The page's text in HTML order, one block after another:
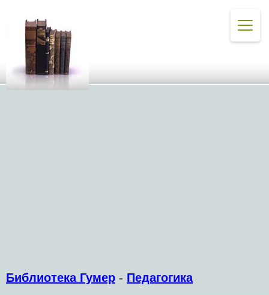
Библиотека Гумер - Педагогика